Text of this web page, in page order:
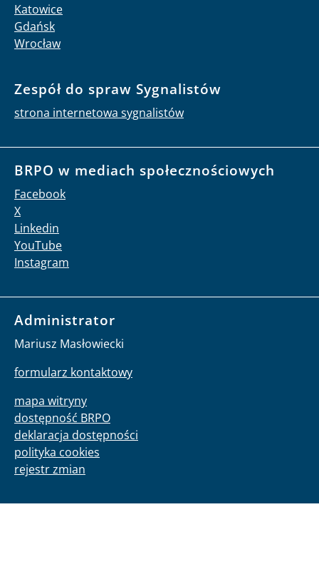
Katowice
Gdańsk
Wrocław
Zespół do spraw Sygnalistów
strona internetowa sygnalistów
BRPO w mediach społecznościowych
Facebook
X
Linkedin
YouTube
Instagram
Administrator
Mariusz Masłowiecki
formularz kontaktowy
mapa witryny
dostępność BRPO
deklaracja dostępności
polityka cookies
rejestr zmian